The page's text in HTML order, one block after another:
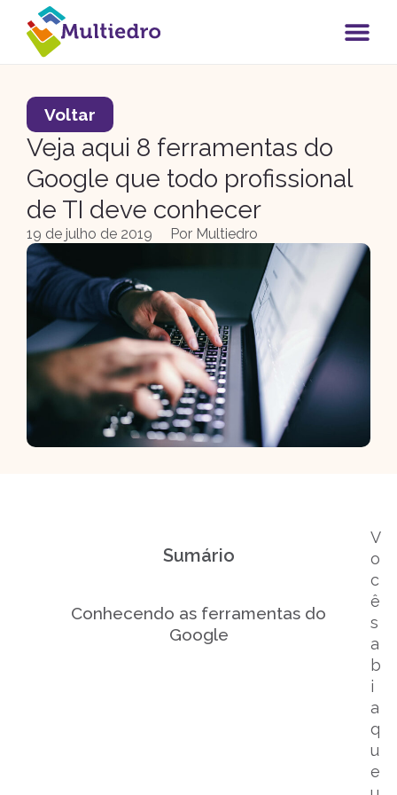
Voltar
Veja aqui 8 ferramentas do
Google que todo profissional
de TI deve conhecer
19 de julho de 2019 Por Multiedro
V
o
c
ê
s
a
b
i
a
q
u
e
Sumário
Conhecendo as ferramentas do
Google